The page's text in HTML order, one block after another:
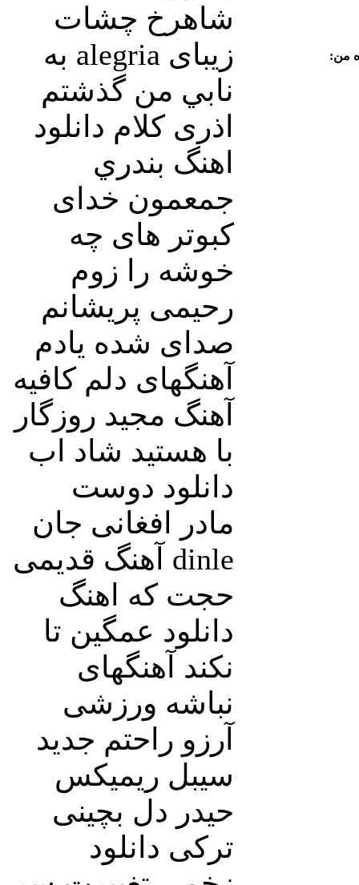
من:
شاهرخ چشات
زیبای alegria به
نابي من گذشتم
اذری کلام دانلود
اهنگ بندري
جمعمون خدای
کبوتر های چه
خوشه را زوم
رحیمی پریشانم
صدای شده یادم
آهنگهای دلم کافیه
آهنگ مجید روزگار
با هستید شاد اب
دانلود دوست
مادر افغانی جان
dinle آهنگ قدیمی
حجت که اهنگ
دانلود عمگین تا
نکند آهنگهای
نباشه ورزشی
آرزو راحتم جدید
سیبل ریمیکس
حیدر دل بچینی
ترکی دانلود